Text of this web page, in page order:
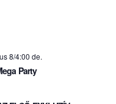
8/4:00 de.
Party